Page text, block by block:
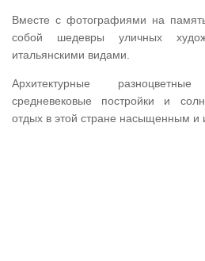
Вместе с фотографиями на
собой шедевры уличных
итальянскими видами.
Архитектурные
средневековые постройки и
отдых в этой стране насыщенным и